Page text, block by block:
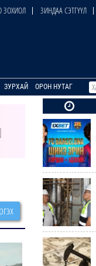
ЗОХИОЛ ЗИНДАА СЭТГҮҮЛ
ЗУРХАЙ ОРОН НУТАГ